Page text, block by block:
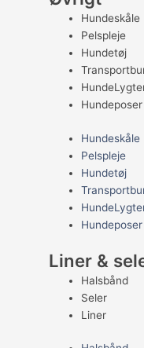
Hundeskåle
Pelspleje
Hundetøj
Hundeposer
Hundeskåle
Pelspleje
Hundetøj
Hundeposer
Liner &
Halsbånd
Seler
Liner